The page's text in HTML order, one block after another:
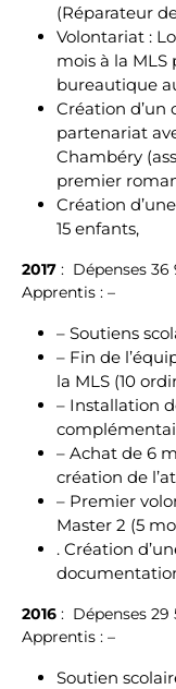
(Réparateur
Volontariat :
mois à la
bureautique
Création d’un
partenariat
Chambéry
premier
Création
15 enfants,
2017 : Dépenses
Apprentis : –
– Soutiens
– Fin de
la MLS (10
– Installation
– Achat de 6
création de
– Premier
Master 2 (5
. Création
2016 : Dépenses
Apprentis : –
Soutien